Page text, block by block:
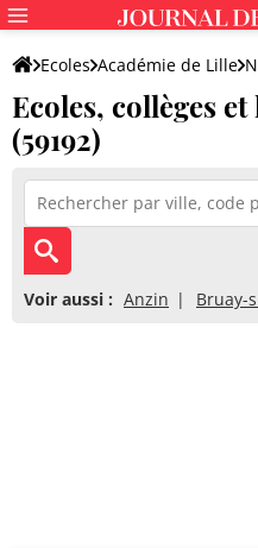
Ecoles Académie de Lille
Ecoles, collèges et
(59192)
Voir aussi : Anzin Bruay-